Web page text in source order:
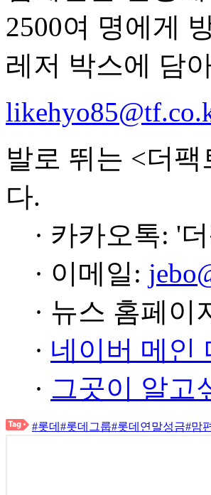
2500여 명에게
레저 박스에 담
발로 뛰는 <더
다.
· 카카오톡: '
· 이메일:
· 뉴스 홈페이
· 네이버 메인
· 그곳이 알
#롯데 #롯데그룹#롯데연말성금#맘